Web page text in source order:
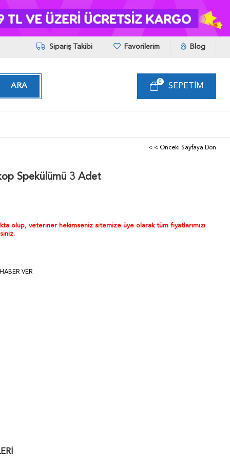
Sipariş Takibi Favorilerim Blog
SEPETIM
0
< < Önceki Sayfaya Dön
Spekülümü 3 Adet
olup, veteriner hekimseniz sitemize üye olarak tüm fiyatlarımızı
VER